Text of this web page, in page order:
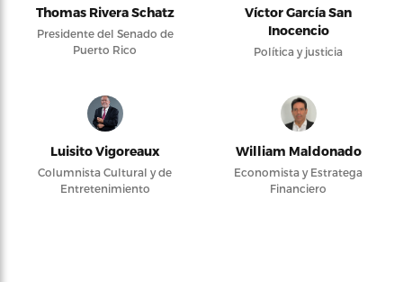
Thomas Rivera Schatz
Presidente del Senado de
Puerto Rico
Víctor García San
Inocencio
Política y justicia
Luisito Vigoreaux
Columnista Cultural y de
Entretenimiento
William Maldonado
Economista y Estratega
Financiero